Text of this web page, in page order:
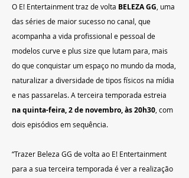
O E! Entertainment traz de volta BELEZA GG, uma
das séries de maior sucesso no canal, que
acompanha a vida profissional e pessoal de
modelos curve e plus size que lutam para, mais
do que conquistar um espaço no mundo da moda,
naturalizar a diversidade de tipos físicos na mídia
e nas passarelas. A terceira temporada estreia
na quinta-feira, 2 de novembro, às 20h30, com
dois episódios em sequência.
“Trazer Beleza GG de volta ao E! Entertainment
para a sua terceira temporada é ver a realização